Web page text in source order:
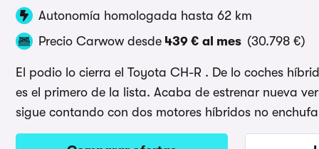
Autonomía homologada hasta 62 km
Precio Carwow desde 439 € al mes (30.798 €)
El podio lo cierra el Toyota CH-R . De lo coches
es el primero de la lista. Acaba de estrenar nueva
sigue contando con dos motores híbridos no